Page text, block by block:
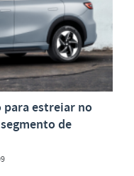
para estreiar no
de